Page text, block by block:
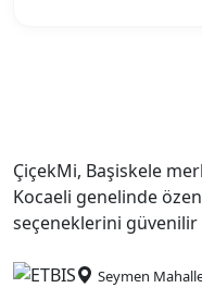
ÇiçekMi, Başiskele
Kocaeli genelinde
seçeneklerini güvenilir
Seymen